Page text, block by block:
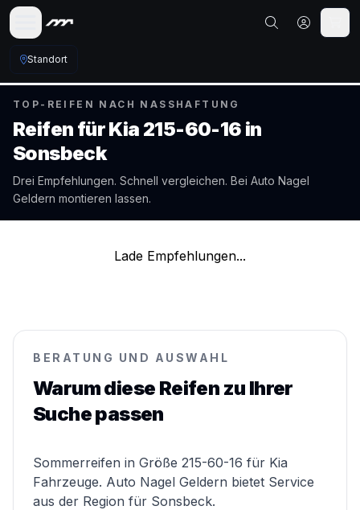
Standort
TOP-REIFEN NACH NASSHAFTUNG
Reifen fürKia 215-60-16 in
Sonsbeck
Drei Empfehlungen. Schnell vergleichen. Bei Auto Nagel
Geldern montieren lassen.
Lade Empfehlungen...
BERATUNG UND AUSWAHL
Warum diese Reifen zu Ihrer
Suche passen
Sommerreifen in Größe 215-60-16 für Kia
Fahrzeuge. Auto Nagel Geldern bietet Service
aus der Region für Sonsbeck.